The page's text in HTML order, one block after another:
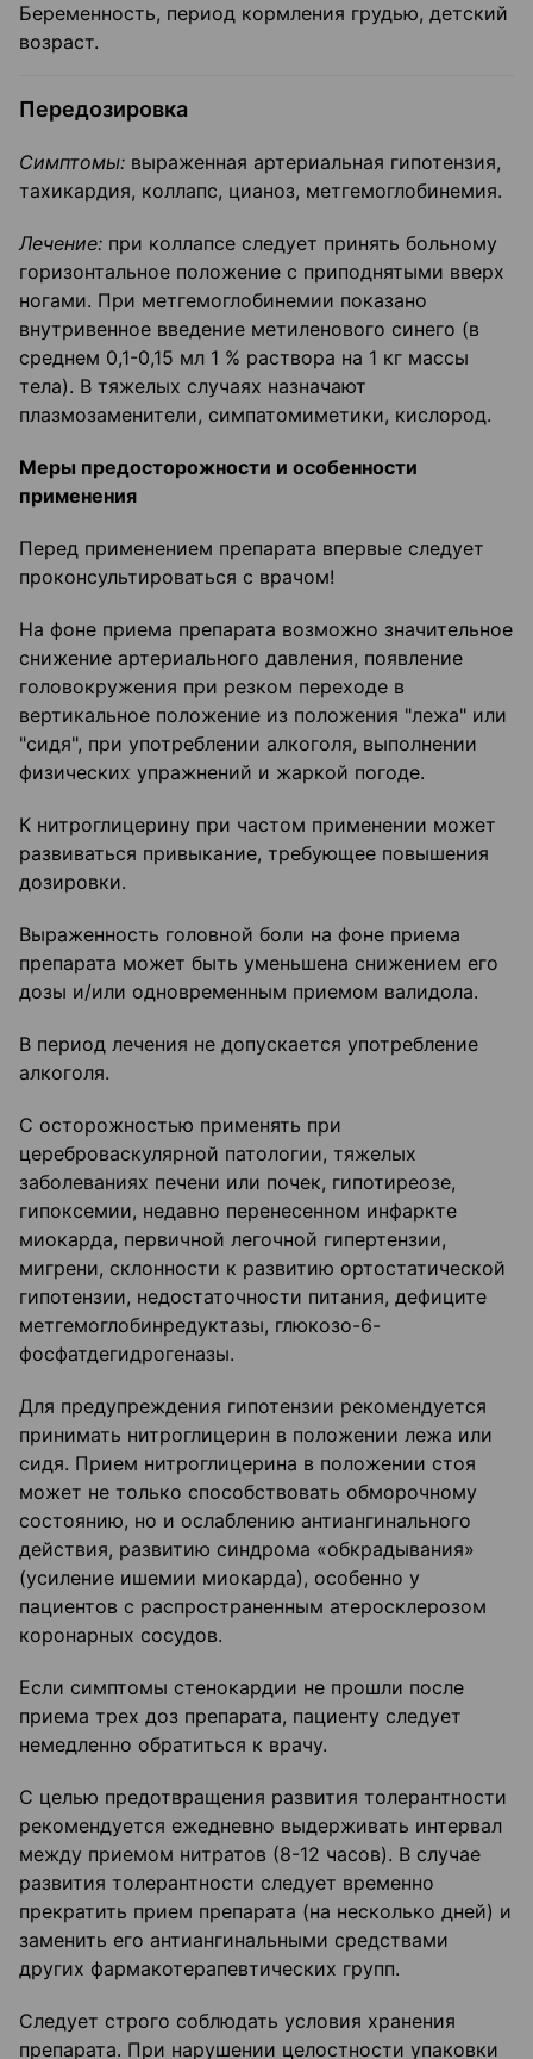
Беременность, период кормления грудью, детский
возраст.
Передозировка
Симптомы: выраженная артериальная гипотензия,
тахикардия, коллапс, цианоз, метгемоглобинемия.
Лечение: при коллапсе следует принять больному
горизонтальное положение с приподнятыми вверх
ногами. При метгемоглобинемии показано
внутривенное введение метиленового синего (в
среднем 0,1-0,15 мл 1 % раствора на 1 кг массы
тела). В тяжелых случаях назначают
плазмозаменители, симпатомиметики, кислород.
Меры предосторожности и особенности
применения
Перед применением препарата впервые следует
проконсультироваться с врачом!
На фоне приема препарата возможно значительное
снижение артериального давления, появление
головокружения при резком переходе в
вертикальное положение из положения "лежа" или
"сидя", при употреблении алкоголя, выполнении
физических упражнений и жаркой погоде.
К нитроглицерину при частом применении может
развиваться привыкание, требующее повышения
дозировки.
Выраженность головной боли на фоне приема
препарата может быть уменьшена снижением его
дозы и/или одновременным приемом валидола.
В период лечения не допускается употребление
алкоголя.
С осторожностью применять при
цереброваскулярной патологии, тяжелых
заболеваниях печени или почек, гипотиреозе,
гипоксемии, недавно перенесенном инфаркте
миокарда, первичной легочной гипертензии,
мигрени, склонности к развитию ортостатической
гипотензии, недостаточности питания, дефиците
метгемоглобинредуктазы, глюкозо-6-
фосфатдегидрогеназы.
Для предупреждения гипотензии рекомендуется
принимать нитроглицерин в положении лежа или
сидя. Прием нитроглицерина в положении стоя
может не только способствовать обморочному
состоянию, но и ослаблению антиангинального
действия, развитию синдрома «обкрадывания»
(усиление ишемии миокарда), особенно у
пациентов с распространенным атеросклерозом
коронарных сосудов.
Если симптомы стенокардии не прошли после
приема трех доз препарата, пациенту следует
немедленно обратиться к врачу.
С целью предотвращения развития толерантности
рекомендуется ежедневно выдерживать интервал
между приемом нитратов (8-12 часов). В случае
развития толерантности следует временно
прекратить прием препарата (на несколько дней) и
заменить его антиангинальными средствами
других фармакотерапевтических групп.
Следует строго соблюдать условия хранения
препарата. При нарушении целостности упаковки